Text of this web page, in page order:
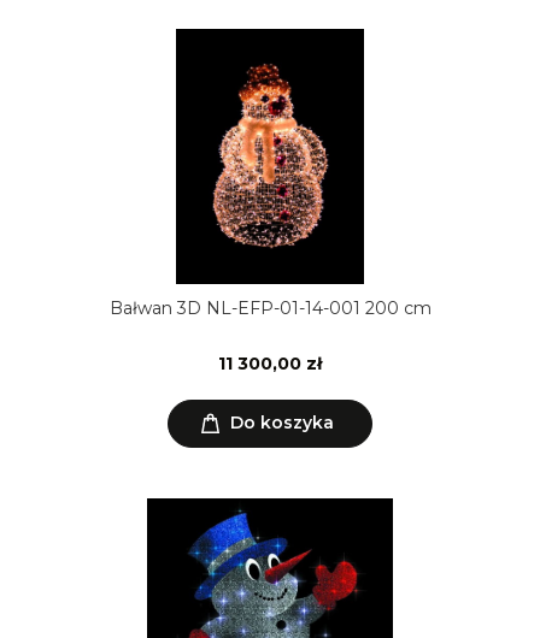
Bałwan 3D NL-EFP-01-14-001 200 cm
11 300,00 zł
Do koszyka